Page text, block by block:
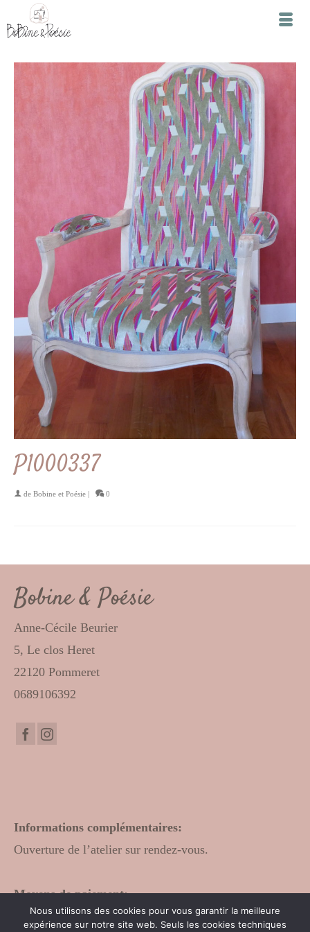
P1000337
de Bobine et Poésie 0
Bobine & Poésie
Anne-Cécile Beurier
5, Le clos Heret
22120 Pommeret
0689106392
Informations complémentaires:
Ouverture de l’atelier sur rendez-vous.
Moyens de paiement:
Espèces
Nous utilisons des cookies pour vous garantir la meilleure
expérience sur notre site web. Seuls les cookies techniques